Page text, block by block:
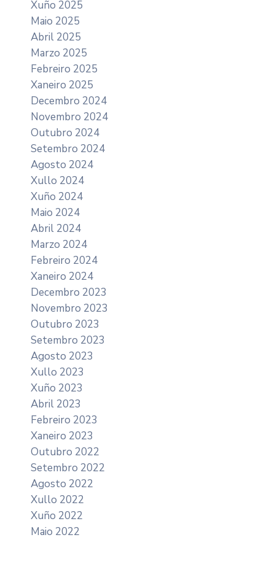
Xuño 2025
Maio 2025
Abril 2025
Marzo 2025
Febreiro 2025
Xaneiro 2025
Decembro 2024
Novembro 2024
Outubro 2024
Setembro 2024
Agosto 2024
Xullo 2024
Xuño 2024
Maio 2024
Abril 2024
Marzo 2024
Febreiro 2024
Xaneiro 2024
Decembro 2023
Novembro 2023
Outubro 2023
Setembro 2023
Agosto 2023
Xullo 2023
Xuño 2023
Abril 2023
Febreiro 2023
Xaneiro 2023
Outubro 2022
Setembro 2022
Agosto 2022
Xullo 2022
Xuño 2022
Maio 2022